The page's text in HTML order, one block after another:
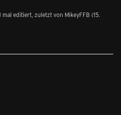
editiert, zuletzt von MikeyFFB (15.